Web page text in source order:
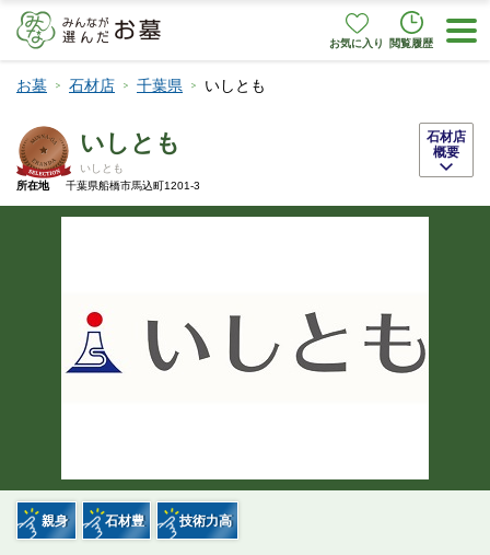
お気に入り 閲覧履歴
お墓 石材店 千葉県 いしとも
いしとも
いしとも
所在地
千葉県船橋市馬込町1201-3
石材店
概要
親身 石材豊 技術力高